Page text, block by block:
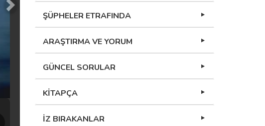
ŞÜPHELER ETRAFINDA
ARAŞTIRMA VE YORUM
GÜNCEL SORULAR
KİTAPÇA
İZ BIRAKANLAR